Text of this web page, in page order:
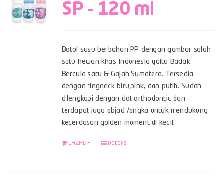
SP – 120 ml
Botol susu berbahan PP dengan gambar salah
satu hewan khas Indonesia yaitu Badak
Bercula satu & Gajah Sumatera. Tersedia
dengan ringneck biru,pink, dan putih. Sudah
dilengkapi dengan dot orthodontic dan
terdapat juga abjad /angka untuk mendukung
kecerdasan golden moment di kecil.
LAZADA Details